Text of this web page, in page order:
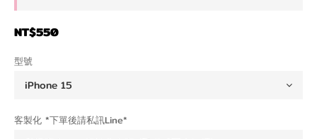
NT$550
型號
客製化 *下單後請私訊Line*